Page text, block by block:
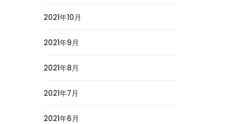
2021年10月
2021年9月
2021年8月
2021年7月
2021年6月